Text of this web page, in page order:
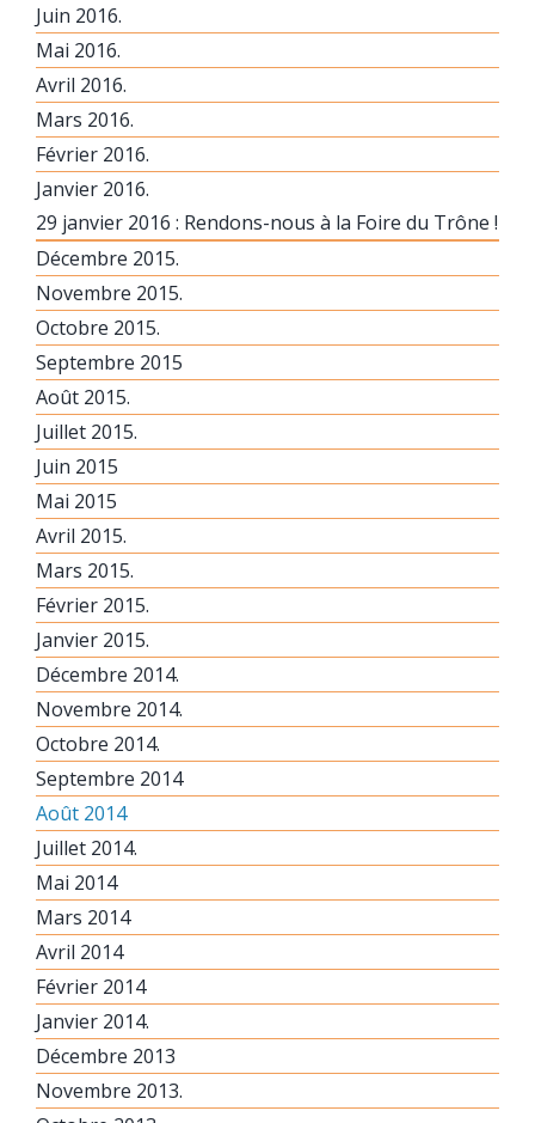
Juin 2016.
Mai 2016.
Avril 2016.
Mars 2016.
Février 2016.
Janvier 2016.
29 janvier 2016 : Rendons-nous à la Foire du Trône !
Décembre 2015.
Novembre 2015.
Octobre 2015.
Septembre 2015
Août 2015.
Juillet 2015.
Juin 2015
Mai 2015
Avril 2015.
Mars 2015.
Février 2015.
Janvier 2015.
Décembre 2014.
Novembre 2014.
Octobre 2014.
Septembre 2014
Août 2014
Juillet 2014.
Mai 2014
Mars 2014
Avril 2014
Février 2014
Janvier 2014.
Décembre 2013
Novembre 2013.